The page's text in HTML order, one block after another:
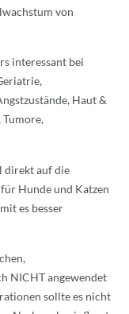
von
interessant bei
Haut &
direkt auf die
Hunde und Katzen
es besser
NICHT angewendet
sollte es nicht